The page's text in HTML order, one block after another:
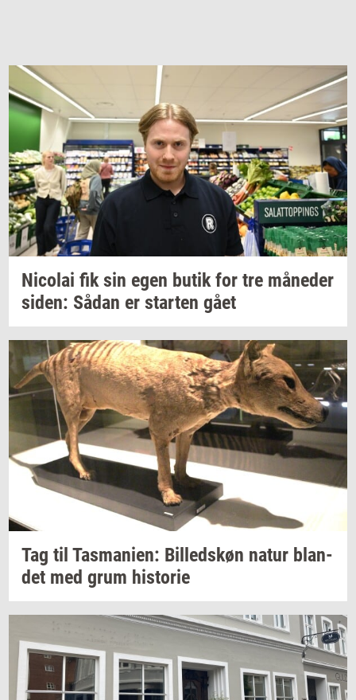
Ni­co­lai fik sin egen butik for tre må­ne­der
siden: Sådan er star­ten gået
Tag til Tas­ma­ni­en: Bil­leds­køn natur blan­
det med grum hi­sto­rie